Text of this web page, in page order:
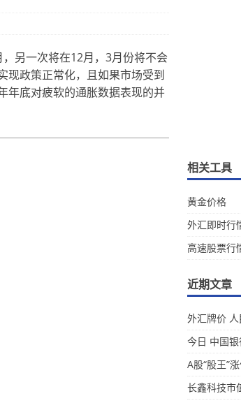
另一次将在12月，3月份将不会
现政策正常化，且如果市场受到
年底对疲软的通胀数据表现的并
相关工具
黄金价格
外汇即时行
高速股票行
近期文章
外汇牌价
今日 中国
A股“股王”
长鑫科技市